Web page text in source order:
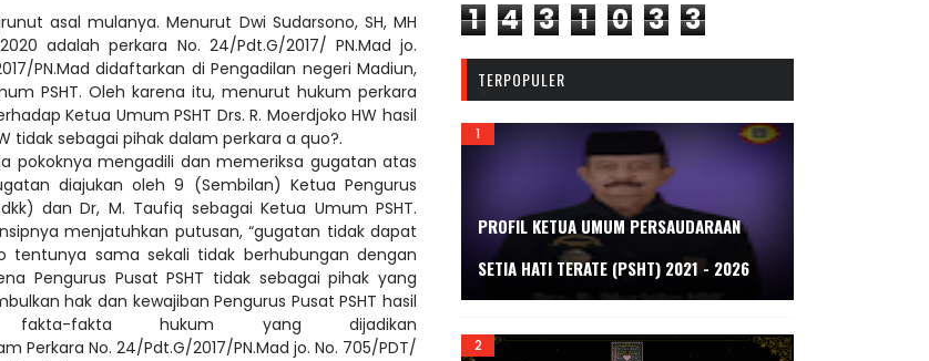
asal mulanya. Menurut Dwi Sudarsono, SH, MH
adalah perkara No. 24/Pdt.G/2017/ PN.Mad jo.
PN.Mad didaftarkan di Pengadilan negeri Madiun,
PSHT. Oleh karena itu, menurut hukum perkara
Ketua Umum PSHT Drs. R. Moerdjoko HW hasil
tidak sebagai pihak dalam perkara a quo?.
pokoknya mengadili dan memeriksa gugatan atas
diajukan oleh 9 (Sembilan) Ketua Pengurus
dan Dr, M. Taufiq sebagai Ketua Umum PSHT.
menjatuhkan putusan, “gugatan tidak dapat
tentunya sama sekali tidak berhubungan dengan
Pengurus Pusat PSHT tidak sebagai pihak yang
hak dan kewajiban Pengurus Pusat PSHT hasil
fakta hukum yang dijadikan
No. 24/Pdt.G/2017/PN.Mad jo. No. 705/PDT/
1 4 3 1 0 3 3
TERPOPULER
PROFIL KETUA UMUM PERSAUDARAAN
SETIA HATI TERATE (PSHT) 2021 - 2026